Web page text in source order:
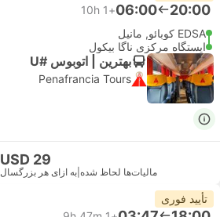
20:00
06:00
+1
10h
EDSA کوبائو, مانیل
ایستگاه مرکزی ناگا بیکول
بهترین | اتوبوس #U
Penafrancia Tours
USD 29
مالیات‌ها لحاظ شده به ازای هر بزرگسال
تأیید فوری